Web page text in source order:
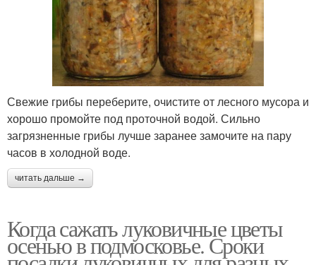
Свежие грибы переберите, очистите от лесного мусора и
хорошо промойте под проточной водой. Сильно
загрязненные грибы лучше заранее замочите на пару
часов в холодной воде.
читать дальше →
Когда сажать луковичные цветы
осенью в подмосковье. Сроки